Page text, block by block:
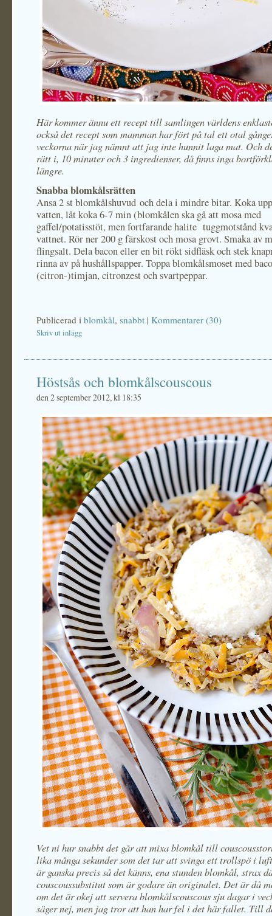
Här kommer ännu ett recept till samlingen världens
också det recept som mamman har fört på tal ett otal
veckorna när jag nämnt att jag inte hunnit laga mat. Och
rätt i, 10 minuter och 3 ingredienser, då finns inga
längre.
Snabba blomkålsrätten
Ansa 2 st blomkålshuvud och dela i mindre bitar. Koka
vatten, låt koka 6-7 min (blomkålen ska gå att mosa med
gaffel/potatisstöt, men fortfarande halite tuggmotstånd
vattnet. Rör ner 200 g färskost och mosa grovt. Smaka av
flingsalt. Dela bacon eller en bit rökt sidfläsk och stek
rinna av på hushållspapper. Toppa blomkålsmoset med
(citron-)timjan, citronzest och svartpeppar.
Publicerad i blomkål, snabbt | Kommentarer (30)
Skriv ut inlägg
Höstsås och blomkålscouscous
den 2 september 2012, kl 18:35
Vet ni hur snabbt det går att mixa blomkål till
lika många sekunder som det tar att svinga ett trollspö i
är ganska precis så det känns, ena stunden blomkål, strax
couscoussubstitut som är godare än originalet. Det är då
om det är okej att servera blomkålscouscous sju dagar i
säger nej, men jag tror att han har fel i det här fallet. Till